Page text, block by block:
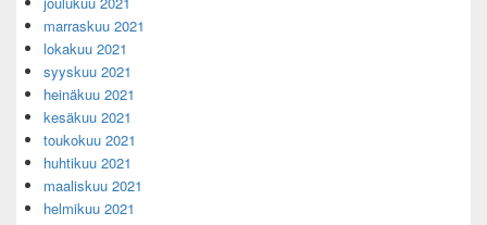
marraskuu 2021
lokakuu 2021
syyskuu 2021
heinäkuu 2021
kesäkuu 2021
toukokuu 2021
huhtikuu 2021
maaliskuu 2021
helmikuu 2021